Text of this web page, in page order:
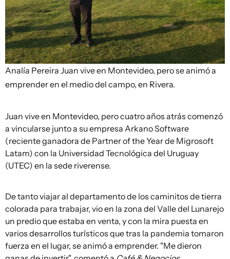
Analía Pereira Juan vive en Montevideo, pero se animó a
emprender en el medio del campo, en Rivera.
Juan vive en Montevideo, pero cuatro años atrás comenzó
a vincularse junto a su empresa Arkano Software
(reciente ganadora de Partner of the Year de Migrosoft
Latam) con la Universidad Tecnológica del Uruguay
(UTEC) en la sede riverense.
De tanto viajar al departamento de los caminitos de tierra
colorada para trabajar, vio en la zona del Valle del Lunarejo
un predio que estaba en venta, y con la mira puesta en
varios desarrollos turísticos que tras la pandemia tomaron
fuerza en el lugar, se animó a emprender. "Me dieron